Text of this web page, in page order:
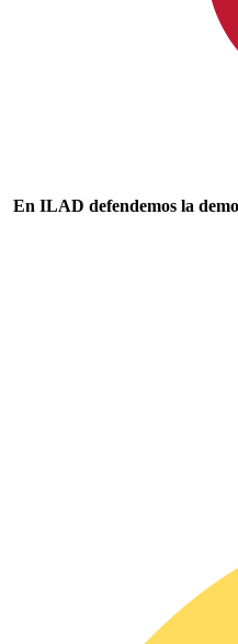
En ILAD defendemos la